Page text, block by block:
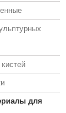
для